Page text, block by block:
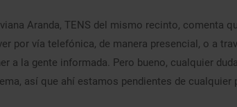
Aranda, TENS del mismo recinto, comenta
por vía telefónica, de manera presencial, o a
a la gente informada. Pero bueno, cualquier
así que ahí estamos pendientes de cualquier